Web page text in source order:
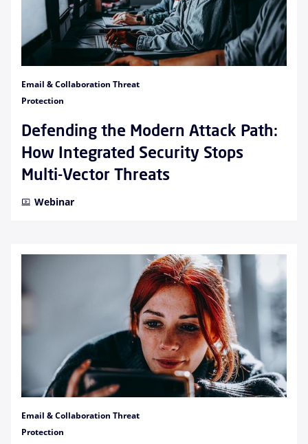
Email & Collaboration Threat
Protection
Defending the Modern Attack Path:
How Integrated Security Stops
Multi-Vector Threats
Webinar
Email & Collaboration Threat
Protection